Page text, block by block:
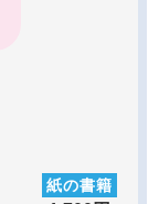
紙の書籍